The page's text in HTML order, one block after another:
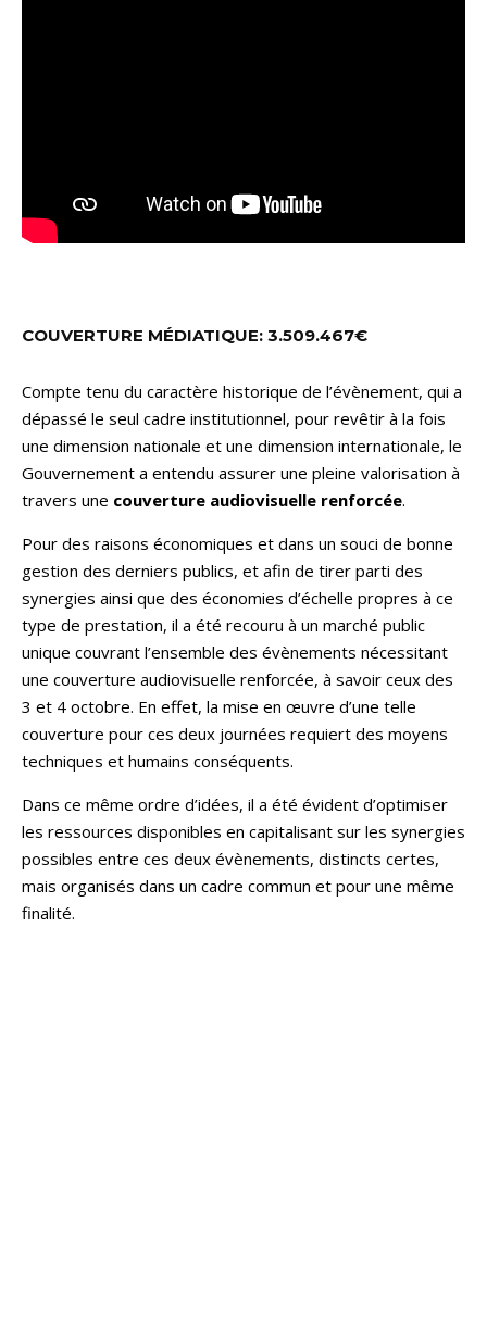
COUVERTURE MÉDIATIQUE: 3.509.467€
Compte tenu du caractère historique de l’évènement, qui a
dépassé le seul cadre institutionnel, pour revêtir à la fois
une dimension nationale et une dimension internationale, le
Gouvernement a entendu assurer une pleine valorisation à
travers une couverture audiovisuelle renforcée.
Pour des raisons économiques et dans un souci de bonne
gestion des derniers publics, et afin de tirer parti des
synergies ainsi que des économies d’échelle propres à ce
type de prestation, il a été recouru à un marché public
unique couvrant l’ensemble des évènements nécessitant
une couverture audiovisuelle renforcée, à savoir ceux des
3 et 4 octobre. En effet, la mise en œuvre d’une telle
couverture pour ces deux journées requiert des moyens
techniques et humains conséquents.
Dans ce même ordre d’idées, il a été évident d’optimiser
les ressources disponibles en capitalisant sur les synergies
possibles entre ces deux évènements, distincts certes,
mais organisés dans un cadre commun et pour une même
finalité.